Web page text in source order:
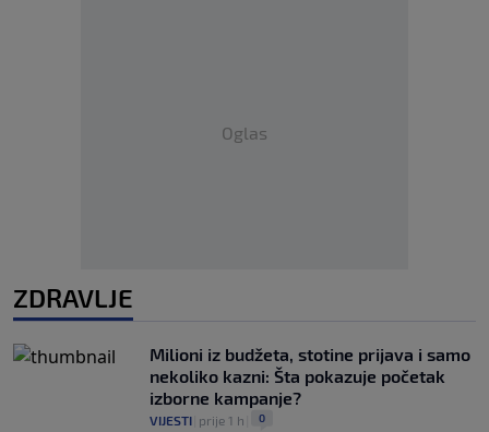
Oglas
ZDRAVLJE
Milioni iz budžeta, stotine prijava i samo
nekoliko kazni: Šta pokazuje početak
izborne kampanje?
VIJESTI prije 1 h 0